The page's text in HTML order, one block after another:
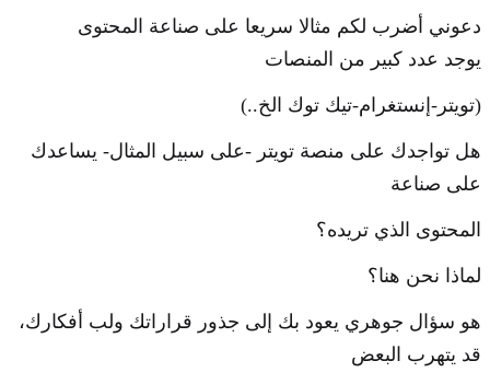
دعوني أضرب لكم مثالا سريعا على صناعة المحتوى
يوجد عدد كبير من المنصات
(تويتر-إنستغرام-تيك توك الخ..)
هل تواجدك على منصة تويتر -على سبيل المثال- يساعدك
على صناعة
المحتوى الذي تريده؟
لماذا نحن هنا؟
هو سؤال جوهري يعود بك إلى جذور قراراتك ولب أفكارك،
قد يتهرب البعض